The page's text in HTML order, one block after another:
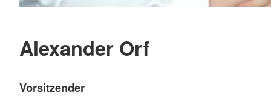
Alexander Orf
Vorsitzender